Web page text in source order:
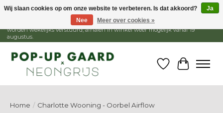
1 - 15 augustus is de winkel gesloten, webshop blijft open. Bestellingen
worden wekelijks verstuurd, afhalen in winkel weer mogelijk vanaf 19
augustus.
Verlanglijst
Home / Charlotte Wooning - Oorbel Airflow
Wij slaan cookies op om onze website te verbeteren. Is dat akkoord?
Ja
Nee
Meer over cookies »